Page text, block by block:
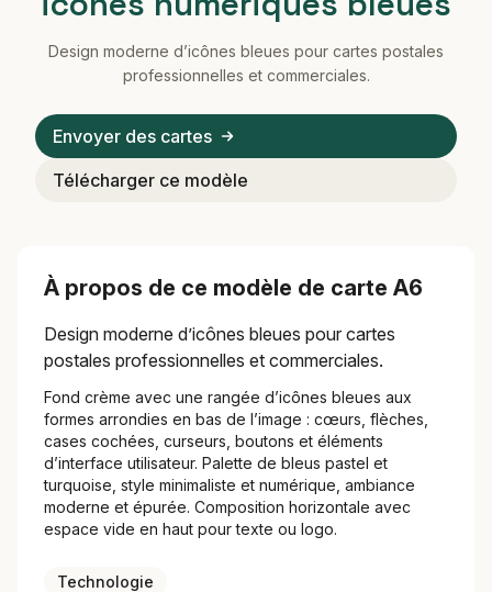
Design moderne d’icônes bleues pour cartes postales
professionnelles et commerciales.
Envoyer des cartes
Télécharger ce modèle
À propos de ce modèle de carte A6
Design moderne d’icônes bleues pour cartes
postales professionnelles et commerciales.
Fond crème avec une rangée d’icônes bleues aux
formes arrondies en bas de l’image : cœurs, flèches,
cases cochées, curseurs, boutons et éléments
d’interface utilisateur. Palette de bleus pastel et
turquoise, style minimaliste et numérique, ambiance
moderne et épurée. Composition horizontale avec
espace vide en haut pour texte ou logo.
Technologie